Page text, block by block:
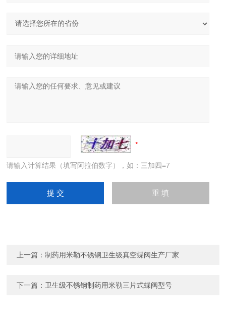
请输入计算结果（填写阿拉伯数字），如：三加四=7
上一篇：制药用米勒不锈钢卫生级真空蝶阀生产厂家
下一篇： 卫生级不锈钢制药用米勒三片式蝶阀型号